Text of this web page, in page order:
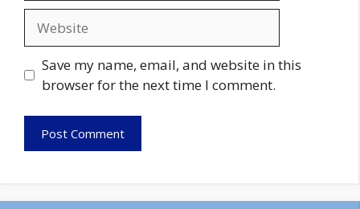
Save my name, email, and website in this
browser for the next time I comment.